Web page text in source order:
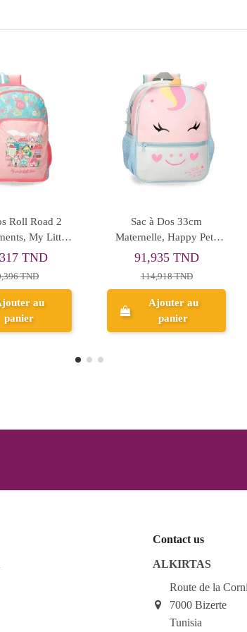
Sac à Dos Busquets
Lolissima GM
139,187 TND
Rupture
Sac à Dos
High Speed
68,487
Contact us
ALKIRTAS
Route de la
7000 Bizerte
Tunisia